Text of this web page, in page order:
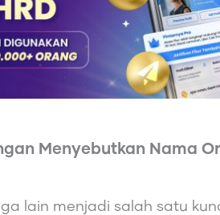
Menyebutkan Nama
lain menjadi salah satu